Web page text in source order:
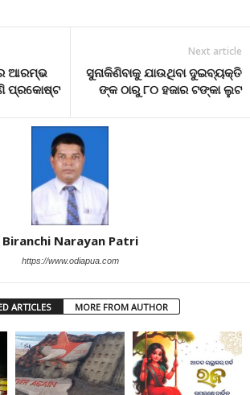
ଆରମ୍ଭ
ପ୍ରକୋଷ୍ଟ
Next article
ସୁନାକିଣିବାକୁ ଯାଉଥିବା ଦୁଇବ୍ୟକ୍ତି
ଙ୍କ ଠାରୁ ୮୦ ହଜାର ଟଙ୍କା ଲୁଟ
Biranchi Narayan Patri
https://www.odiapua.com
ARTICLES MORE FROM AUTHOR